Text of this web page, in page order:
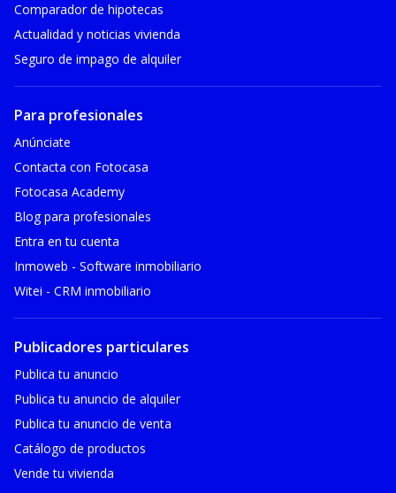
Comparador de hipotecas
Actualidad y noticias vivienda
Seguro de impago de alquiler
Para profesionales
Anúnciate
Contacta con Fotocasa
Fotocasa Academy
Blog para profesionales
Entra en tu cuenta
Inmoweb - Software inmobiliario
Witei - CRM inmobiliario
Publicadores particulares
Publica tu anuncio
Publica tu anuncio de alquiler
Publica tu anuncio de venta
Catálogo de productos
Vende tu vivienda